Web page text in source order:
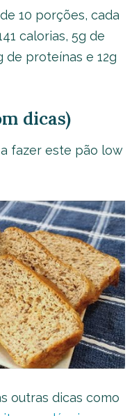
10 porções, cada
calorias, 5g de
de proteínas e 12g
dicas)
fazer este pão low
outras dicas como